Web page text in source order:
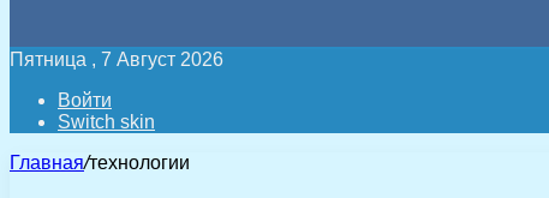
Пятница , 7 Август 2026
Войти
Switch skin
Главная/технологии